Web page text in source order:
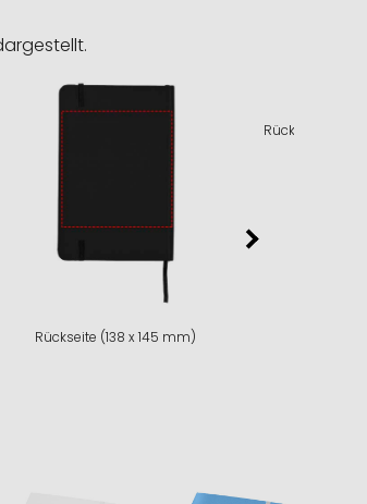
Rückseite (138 x 145 mm)
Rückseite (50